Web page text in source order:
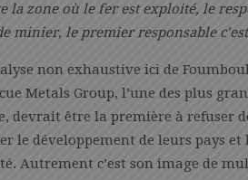
la zone où le fer est exploité, le
minier, le premier responsable
non exhaustive ici de
Metals Group, l’une des plus
devrait être la première à refuser
le développement de leurs pays
Autrement c’est son image de